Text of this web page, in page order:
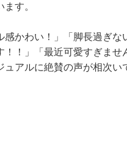
す。
感かわい！」「脚長過ぎ
！！」「最近可愛すぎま
アルに絶賛の声が相次い